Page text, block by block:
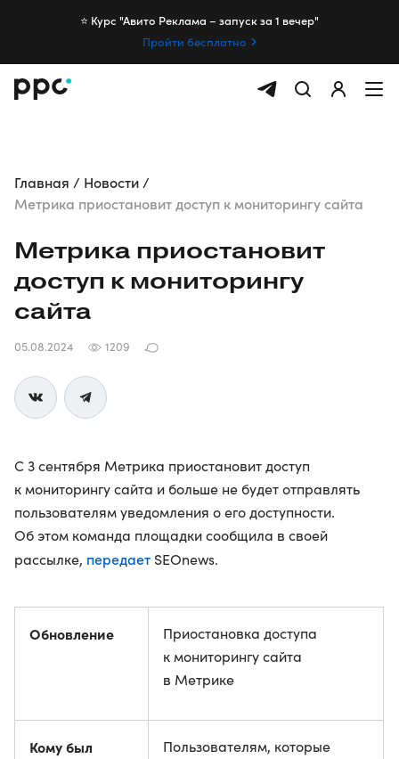
⭐️ Курс "Авито Реклама – запуск за 1 вечер"
Пройти бесплатно
Главная
Новости
Метрика приостановит доступ к мониторингу сайта
Метрика приостановит
доступ к мониторингу
сайта
05.08.2024 1209
С 3 сентября Метрика приостановит доступ
к мониторингу сайта и больше не будет отправлять
пользователям уведомления о его доступности.
Об этом команда площадки сообщила в своей
рассылке, передает SEOnews.
Обновление
Приостановка доступа
к мониторингу сайта
в Метрике
Кому был
Пользователям, которые